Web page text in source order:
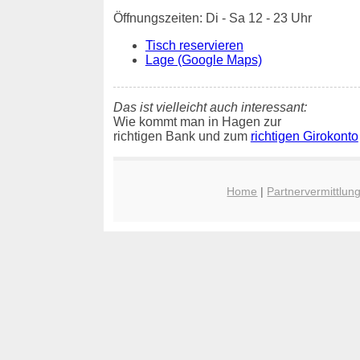
Öffnungszeiten: Di - Sa 12 - 23 Uhr
Tisch reservieren
Lage (Google Maps)
Das ist vielleicht auch interessant:
Wie kommt man in Hagen zur
richtigen Bank und zum richtigen Girokonto
Home |